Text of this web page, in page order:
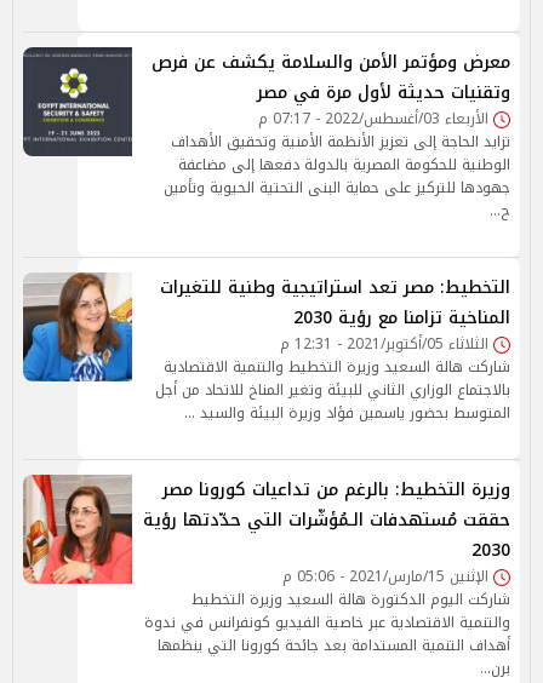
معرض ومؤتمر الأمن والسلامة يكشف عن فرص
وتقنيات حديثة لأول مرة في مصر
الأربعاء 03/أغسطس/2022 - 07:17 م
تزايد الحاجة إلى تعزيز الأنظمة الأمنية وتحقيق الأهداف
الوطنية للحكومة المصرية بالدولة دفعها إلى مضاعفة
جهودها للتركيز على حماية البنى التحتية الحيوية وتأمين
ح…
التخطيط: مصر تعد استراتيجية وطنية للتغيرات
المناخية تزامنا مع رؤية 2030
الثلاثاء 05/أكتوبر/2021 - 12:31 م
شاركت هالة السعيد وزيرة التخطيط والتنمية الاقتصادية
بالاجتماع الوزاري الثاني للبيئة وتغير المناخ للاتحاد من أجل
المتوسط بحضور ياسمين فؤاد وزيرة البيئة والسيد …
وزيرة التخطيط: بالرغم من تداعيات كورونا مصر
حققت مُستهدفات الـمُؤشّرات التي حدّدتها رؤية
2030
الإثنين 15/مارس/2021 - 05:06 م
شاركت اليوم الدكتورة هالة السعيد وزيرة التخطيط
والتنمية الاقتصادية عبر خاصية الفيديو كونفرانس في ندوة
أهداف التنمية المستدامة بعد جائحة كورونا التي ينظمها
برن…